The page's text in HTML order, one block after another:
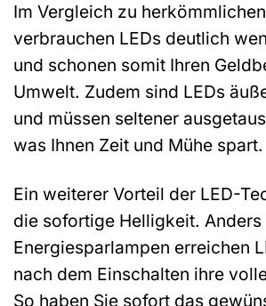
Im Vergleich zu
verbrauchen LEDs deutlich
und schonen somit Ihren
Umwelt. Zudem sind LEDs
und müssen seltener
was Ihnen Zeit und Mühe spart.
Ein weiterer Vorteil der LED-
die sofortige Helligkeit. Anders
Energiesparlampen erreichen
nach dem Einschalten ihre
So haben Sie sofort das